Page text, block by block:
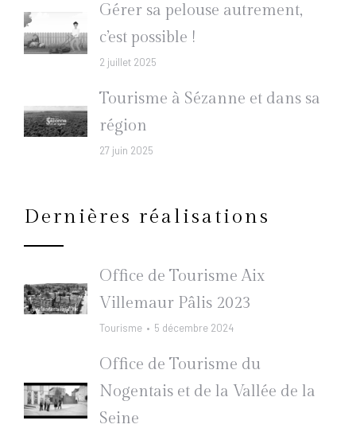
Gérer sa pelouse autrement,
c’est possible !
2 juillet 2025
Tourisme à Sézanne et dans sa
région
27 juin 2025
Dernières réalisations
Office de Tourisme Aix
Villemaur Pâlis 2023
Tourisme 5 décembre 2024
Office de Tourisme du
Nogentais et de la Vallée de la
Seine